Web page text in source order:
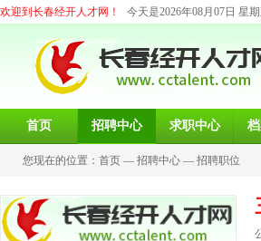
欢迎到长春经开人才网！ 今天是2026年08月07日 星
首页 招聘中心 求职中心
您现在的位置： 首页 — 招聘中心 — 招聘职位